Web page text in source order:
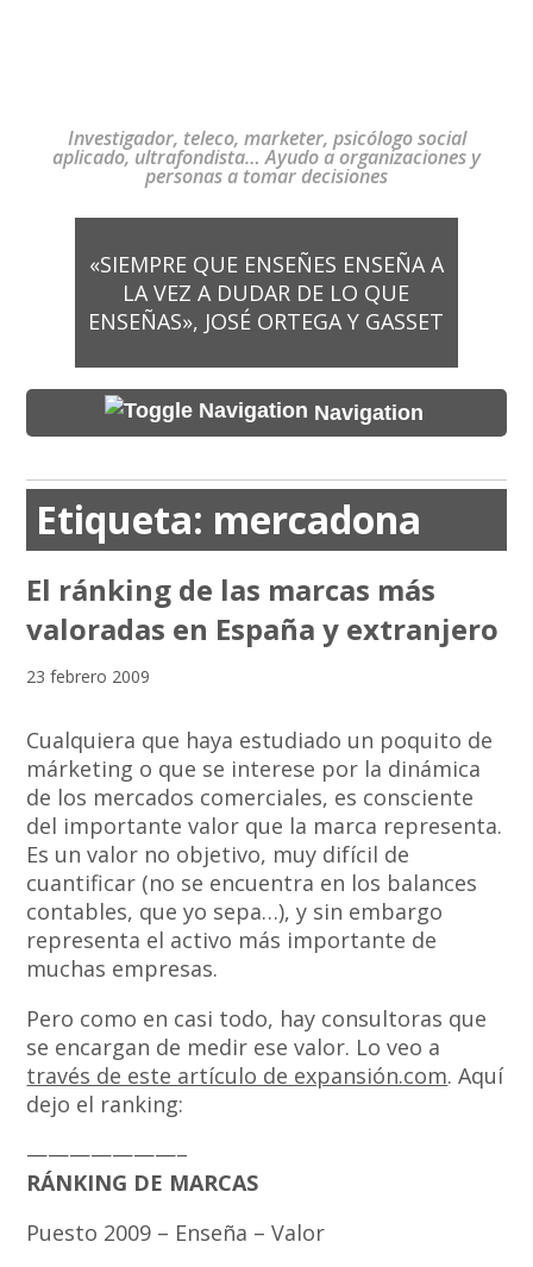
Investigador, teleco, marketer, psicólogo social
aplicado, ultrafondista… Ayudo a organizaciones y
personas a tomar decisiones
«SIEMPRE QUE ENSEÑES ENSEÑA A
LA VEZ A DUDAR DE LO QUE
ENSEÑAS», JOSÉ ORTEGA Y GASSET
Navigation
Etiqueta: mercadona
El ránking de las marcas más
valoradas en España y extranjero
23 febrero 2009
Cualquiera que haya estudiado un poquito de
márketing o que se interese por la dinámica
de los mercados comerciales, es consciente
del importante valor que la marca representa.
Es un valor no objetivo, muy difícil de
cuantificar (no se encuentra en los balances
contables, que yo sepa…), y sin embargo
representa el activo más importante de
muchas empresas.
Pero como en casi todo, hay consultoras que
se encargan de medir ese valor. Lo veo a
través de este artículo de expansión.com. Aquí
dejo el ranking:
———————–
RÁNKING DE MARCAS
Puesto 2009 – Enseña – Valor